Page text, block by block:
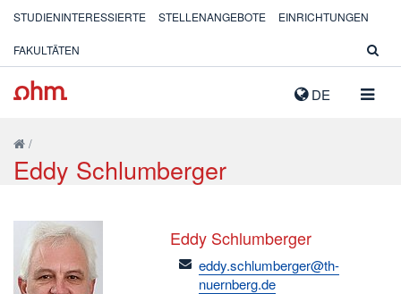
DE
STUDIENINTERESSIERTE STELLENANGEBOTE EINRICHTUNGEN
FAKULTÄTEN
/
Eddy Schlumberger
Eddy Schlumberger
email
eddy.schlumberger@th-
nuernberg.de